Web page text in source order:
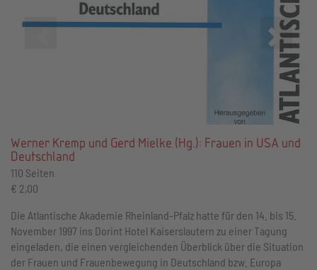
Zurück Vor
Werner Kremp und Gerd Mielke (Hg.): Frauen in USA und
Deutschland
110 Seiten
€ 2,00
Die Atlantische Akademie Rheinland-Pfalz hatte für den 14. bis 15.
November 1997 ins Dorint Hotel Kaiserslautern zu einer Tagung
eingeladen, die einen vergleichenden Überblick über die Situation
der Frauen und Frauenbewegung in Deutschland bzw. Europa